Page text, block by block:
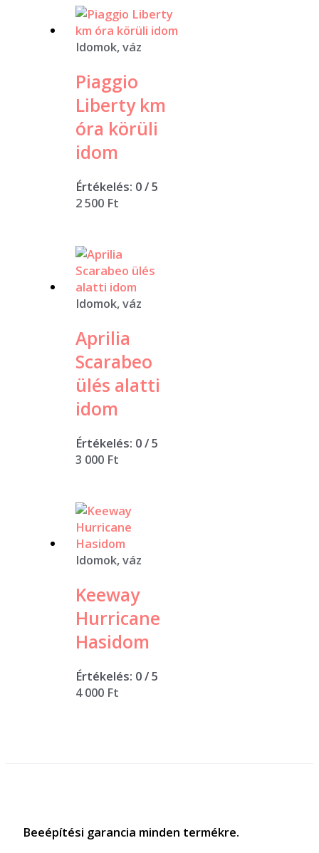
Idomok, váz
Piaggio
Liberty km
óra körüli
idom
Értékelés: 0/ 5
2 500 Ft
Idomok, váz
Aprilia
Scarabeo
ülés alatti
idom
Értékelés: 0/ 5
3 000 Ft
Idomok, váz
Keeway
Hurricane
Hasidom
Értékelés: 0/ 5
4 000 Ft
Beeépítési garancia minden termékre.